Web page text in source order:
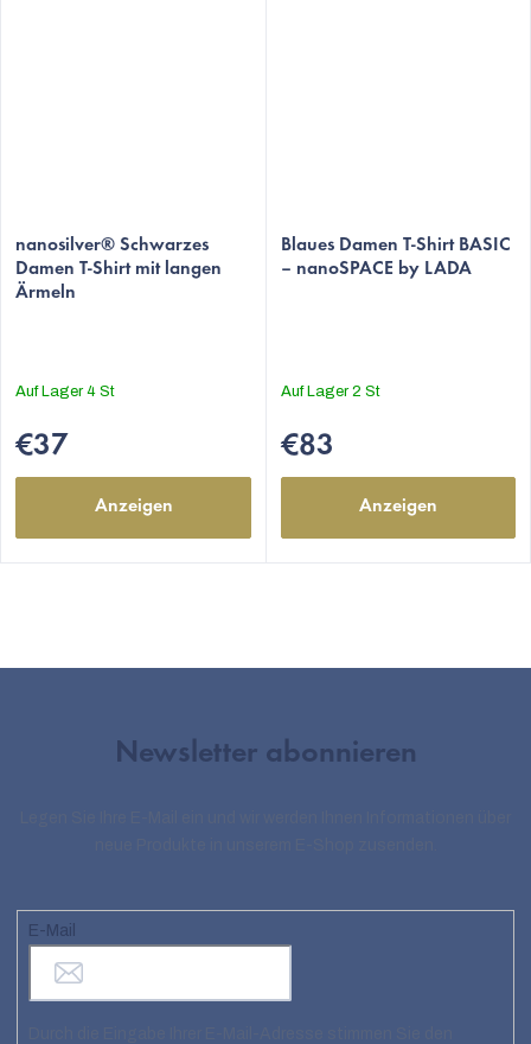
nanosilver® Schwarzes
Damen T-Shirt mit langen
Ärmeln
Auf Lager4 St
€37
Anzeigen
Blaues Damen T-Shirt BASIC
– nanoSPACE by LADA
Auf Lager2 St
€83
Anzeigen
Newsletter abonnieren
E-Mail